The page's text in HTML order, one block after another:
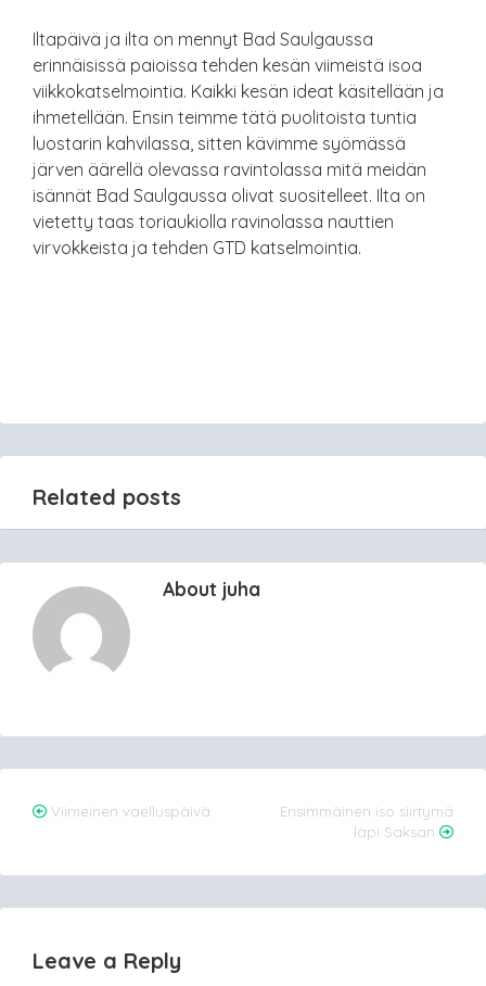
Iltapäivä ja ilta on mennyt Bad Saulgaussa
erinnäisissä paioissa tehden kesän viimeistä isoa
viikkokatselmointia. Kaikki kesän ideat käsitellään ja
ihmetellään. Ensin teimme tätä puolitoista tuntia
luostarin kahvilassa, sitten kävimme syömässä
järven äärellä olevassa ravintolassa mitä meidän
isännät Bad Saulgaussa olivat suositelleet. Ilta on
vietetty taas toriaukiolla ravinolassa nauttien
virvokkeista ja tehden GTD katselmointia.
Related posts
About juha
Post
Viimeinen vaelluspäivä
Ensimmäinen iso siirtymä
läpi Saksan
Leave a Reply